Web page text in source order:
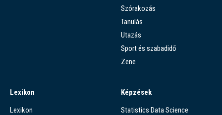
Szórakozás
Tanulás
Utazás
Sport és szabadidő
Zene
Lexikon
Lexikon
Képzések
Statistics Data Science